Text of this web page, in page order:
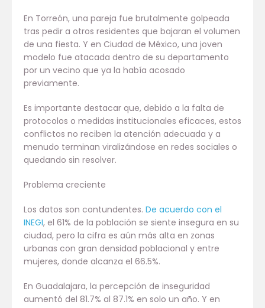
En Torreón, una pareja fue brutalmente golpeada
tras pedir a otros residentes que bajaran el volumen
de una fiesta. Y en Ciudad de México, una joven
modelo fue atacada dentro de su departamento
por un vecino que ya la había acosado
previamente.
Es importante destacar que, debido a la falta de
protocolos o medidas institucionales eficaces, estos
conflictos no reciben la atención adecuada y a
menudo terminan viralizándose en redes sociales o
quedando sin resolver.
Problema creciente
Los datos son contundentes. De acuerdo con el
INEGI, el 61% de la población se siente insegura en su
ciudad, pero la cifra es aún más alta en zonas
urbanas con gran densidad poblacional y entre
mujeres, donde alcanza el 66.5%.
En Guadalajara, la percepción de inseguridad
aumentó del 81.7% al 87.1% en solo un año. Y en